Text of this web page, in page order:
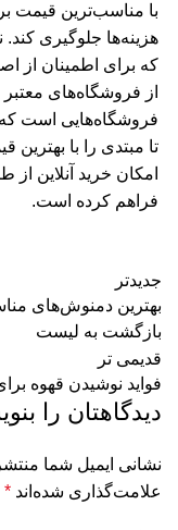
با مناسب‌ترین قیمت
هزینه‌ها جلوگیری کند.
که برای اطمینان از
از فروشگاه‌های معتبر
فروشگاه‌هایی است که
تا مبتدی را با
امکان خرید آنلاین
فراهم کرده است.
جدیدتر
بهترین دمنوش‌های
بازگشت به لیست
قدیمی تر
فواید نوشیدن قهوه
دیدگاهتان را
نشانی ایمیل شما
علامت‌گذاری شده‌اند *